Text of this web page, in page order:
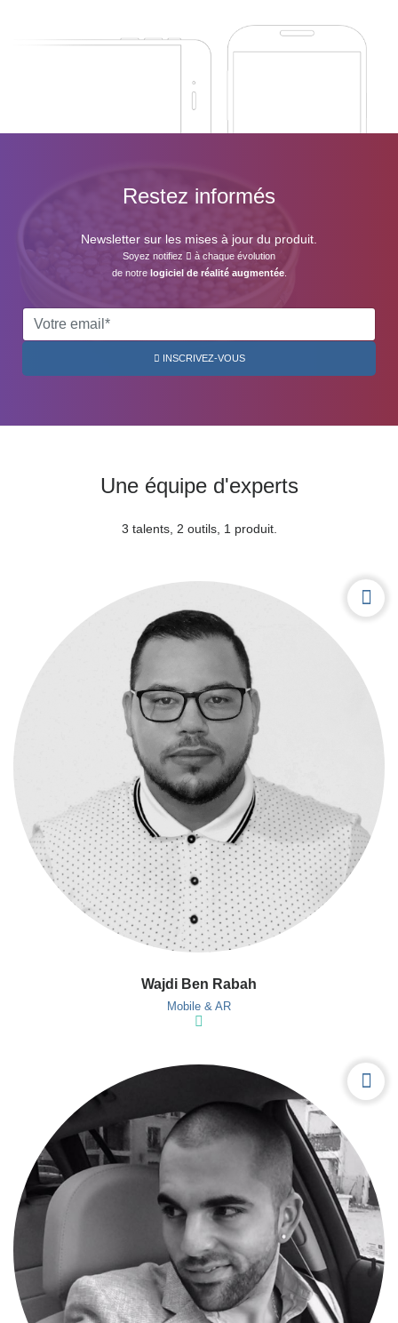
Restez informés
Newsletter sur les mises à jour du produit.
Soyez notifiez
à chaque évolution
de notre logiciel de réalité augmentée.
INSCRIVEZ-VOUS
Une équipe d'experts
3 talents, 2 outils, 1 produit.
Wajdi Ben Rabah
Mobile & AR